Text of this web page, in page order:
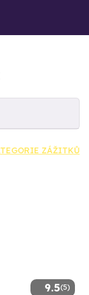
ZÁŽITKŮ
9.5(5)